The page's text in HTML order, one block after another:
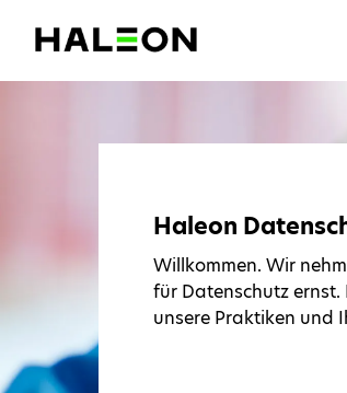
Haleon
Willkommen. Wir
für Datenschutz ernst.
unsere Praktiken und